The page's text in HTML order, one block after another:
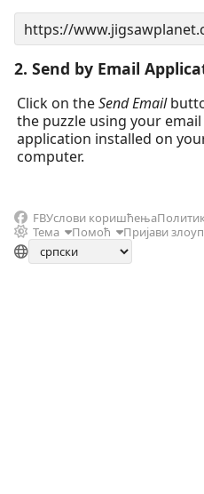
2. Send by Email
Click on theSend Email
the puzzle using your email
application installed on
computer.
FBУслови коришћења
Тема
Помоћ Пријави